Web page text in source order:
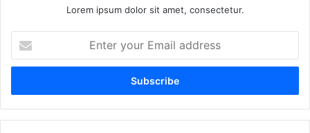
Lorem ipsum dolor sit amet, consectetur.
t
r
y